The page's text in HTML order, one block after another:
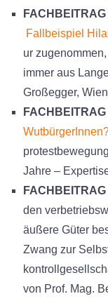
FACHBEITRAG
Fallbeispiel
ur
immer aus
Großegger,
FACHBEITRAG
Jahre –
FACHBEITRAG
den
äußere Güter
Zwang zur
von Prof. Mag.